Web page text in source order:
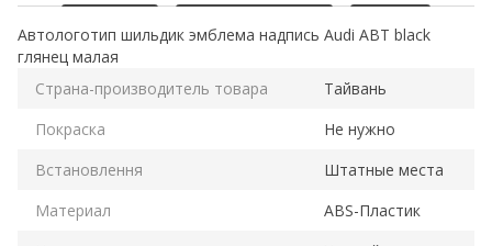
Автологотип шильдик эмблема надпись Audi ABT black
глянец малая
Страна-производитель товара
Тайвань
Покраска
Не нужно
Встановлення
Штатные места
Материал
ABS-Пластик